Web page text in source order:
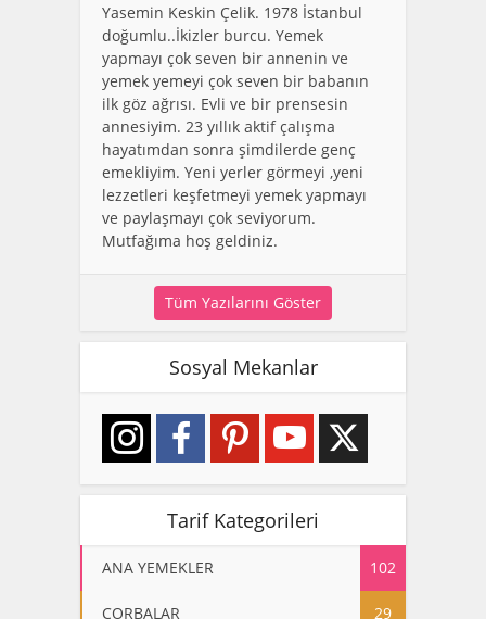
Yasemin Keskin Çelik. 1978 İstanbul
doğumlu..İkizler burcu. Yemek
yapmayı çok seven bir annenin ve
yemek yemeyi çok seven bir babanın
ilk göz ağrısı. Evli ve bir prensesin
annesiyim. 23 yıllık aktif çalışma
hayatımdan sonra şimdilerde genç
emekliyim. Yeni yerler görmeyi ,yeni
lezzetleri keşfetmeyi yemek yapmayı
ve paylaşmayı çok seviyorum.
Mutfağıma hoş geldiniz.
Tüm Yazılarını Göster
Sosyal Mekanlar
Tarif Kategorileri
ANA YEMEKLER 102
ÇORBALAR 29